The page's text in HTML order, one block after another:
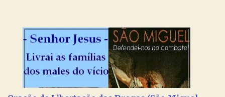
conforto, boa alimentação, educação de qualidade. E, em geral,
procuram orientá-los para que enfrentem o mundo, com suas
alegrias, com seus dissabores. Acompanham-nos em suas
vitórias, em seus fracassos, em suas lutas. É claro que há
exceções, mas essas exceções só confirmam uma regra porque